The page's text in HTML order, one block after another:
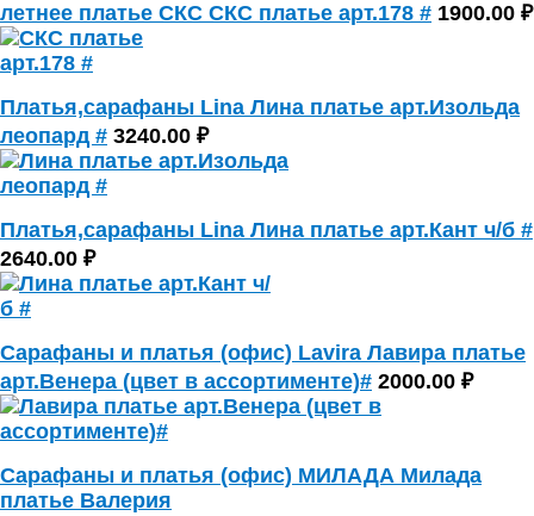
летнее платье СКС СКС платье арт.178 # 1900.00 ₽
Платья,сарафаны Lina Лина платье арт.Изольда
леопард # 3240.00 ₽
Платья,сарафаны Lina Лина платье арт.Кант ч/б #
2640.00 ₽
Сарафаны и платья (офис) Lavira Лавира платье
арт.Венера (цвет в ассортименте)# 2000.00 ₽
Сарафаны и платья (офис) МИЛАДА Милада
платье Валерия